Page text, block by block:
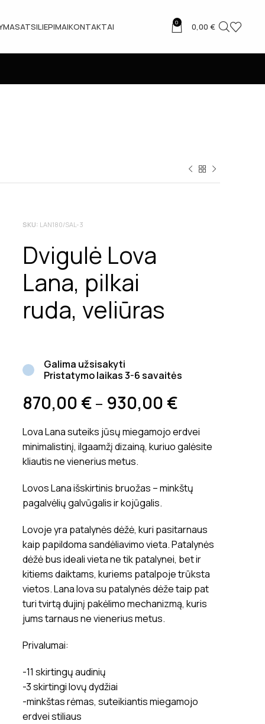
ATSILIEPIMAIKONTAKTAI 0 0,00€
SKU: LAN180/SAL-3
Dvigulė Lova
Lana, pilkai
ruda, veliūras
Galima užsisakyti
Pristatymo laikas 3-6 savaitės
870,00 € – 930,00 €
Lova Lana suteiks jūsų miegamojo erdvei
minimalistinį, ilgaamžį dizainą, kuriuo galėsite
kliautis ne vienerius metus.
Lovos Lana išskirtinis bruožas – minkštų
pagalvėlių galvūgalis ir kojūgalis.
Lovoje yra patalynės dėžė, kuri pasitarnaus
kaip papildoma sandėliavimo vieta. Patalynės
dėžė bus ideali vieta ne tik patalynei, bet ir
kitiems daiktams, kuriems patalpoje trūksta
vietos. Lana lova su patalynės dėže taip pat
turi tvirtą dujinį pakėlimo mechanizmą, kuris
jums tarnaus ne vienerius metus.
Privalumai:
-11 skirtingų audinių
-3 skirtingi lovų dydžiai
-minkštas rėmas, suteikiantis miegamojo
erdvei stiliaus